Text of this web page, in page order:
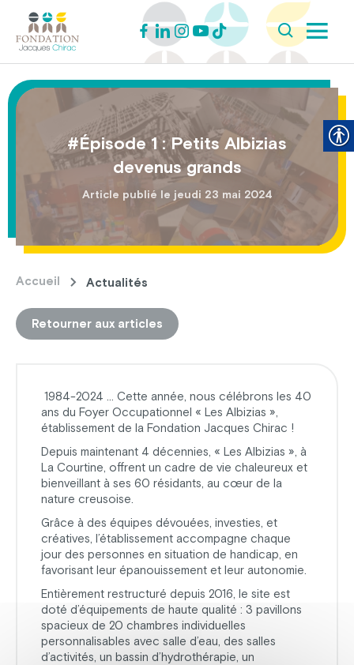
#Épisode 1 : Petits Albizias
devenus grands
Article publié le jeudi 23 mai 2024
Accueil Actualités
Retourner aux articles
1984-2024 … Cette année, nous célébrons les 40
ans du Foyer Occupationnel « Les Albizias »,
établissement de la Fondation Jacques Chirac !
Depuis maintenant 4 décennies, « Les Albizias », à
La Courtine, offrent un cadre de vie chaleureux et
bienveillant à ses 60 résidants, au cœur de la
nature creusoise.
Grâce à des équipes dévouées, investies, et
créatives, l’établissement accompagne chaque
jour des personnes en situation de handicap, en
favorisant leur épanouissement et leur autonomie.
Entièrement restructuré depuis 2016, le site est
doté d’équipements de haute qualité : 3 pavillons
spacieux de 20 chambres individuelles
personnalisables avec salle d’eau, des salles
d’activités, un bassin d’hydrothérapie, un